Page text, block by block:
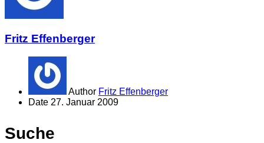
Fritz Effenberger
Author Fritz Effenberger
Date 27. Januar 2009
Suche